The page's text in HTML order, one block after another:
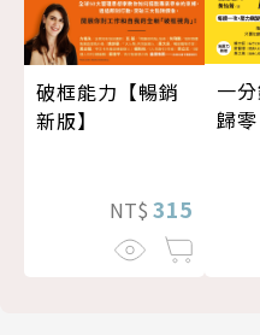
破框能力【暢銷
新版】
NT$ 315
一
歸零